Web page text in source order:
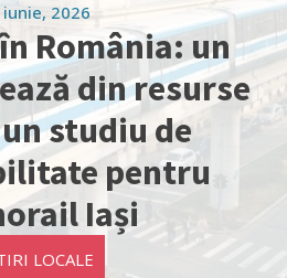
iunie, 2026
România: un
din resurse
studiu de
pentru
Iași
LOCALE